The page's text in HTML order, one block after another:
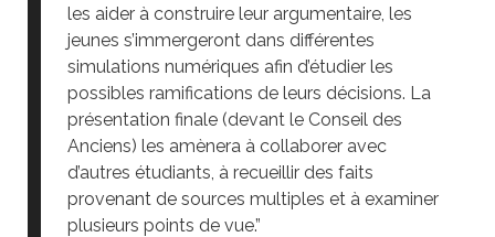
les aider à construire leur argumentaire, les
jeunes s’immergeront dans différentes
simulations numériques afin d’étudier les
possibles ramifications de leurs décisions. La
présentation finale (devant le Conseil des
Anciens) les amènera à collaborer avec
d’autres étudiants, à recueillir des faits
provenant de sources multiples et à examiner
plusieurs points de vue.”